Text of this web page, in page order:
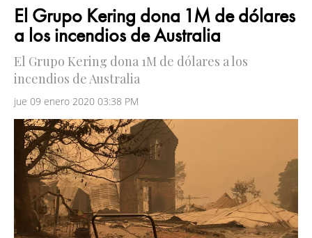
El Grupo Kering dona 1M de dólares
a los incendios de Australia
El Grupo Kering dona 1M de dólares a los
incendios de Australia
jue 09 enero 2020 03:38 PM